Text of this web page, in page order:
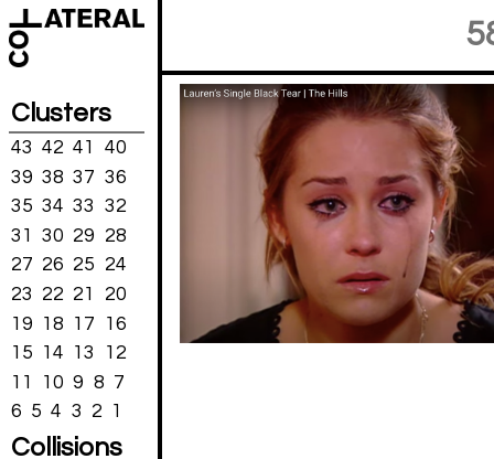
Clusters
43 42 41
40
39 38 37 36
35 34 33
32
31
30 29
28
27 26 25
24
23
22 21
20
19
18 17
16
15
14 13
12
11
10 9 8 7
6 5 4 3 2 1
Collisions